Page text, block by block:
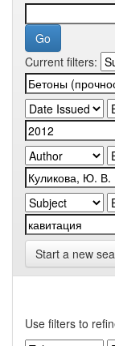
Current filters:
Start a new
Use filters to